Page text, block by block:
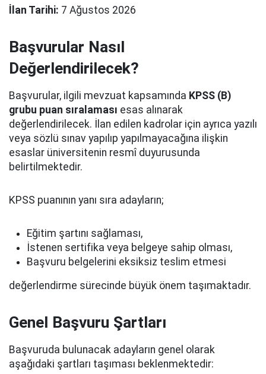
İlan Tarihi: 7 Ağustos 2026
Başvurular Nasıl
Değerlendirilecek?
Başvurular, ilgili mevzuat kapsamında KPSS (B)
grubu puan sıralaması esas alınarak
değerlendirilecek. İlan edilen kadrolar için ayrıca yazılı
veya sözlü sınav yapılıp yapılmayacağına ilişkin
esaslar üniversitenin resmî duyurusunda
belirtilmektedir.
KPSS puanının yanı sıra adayların;
Eğitim şartını sağlaması,
İstenen sertifika veya belgeye sahip olması,
Başvuru belgelerini eksiksiz teslim etmesi
değerlendirme sürecinde büyük önem taşımaktadır.
Genel Başvuru Şartları
Başvuruda bulunacak adayların genel olarak
aşağıdaki şartları taşıması beklenmektedir: